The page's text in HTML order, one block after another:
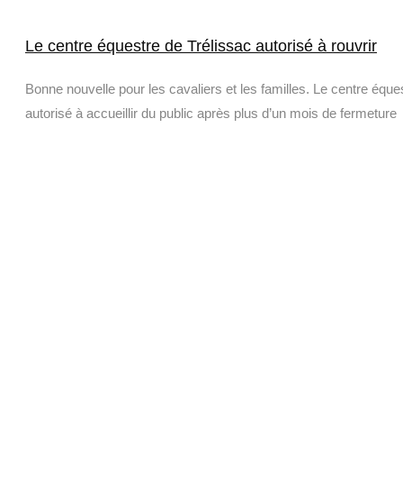
Le centre équestre de Trélissac autorisé à rouvrir
Bonne nouvelle pour les cavaliers et les familles. Le centre
autorisé à accueillir du public après plus d’un mois de fermeture